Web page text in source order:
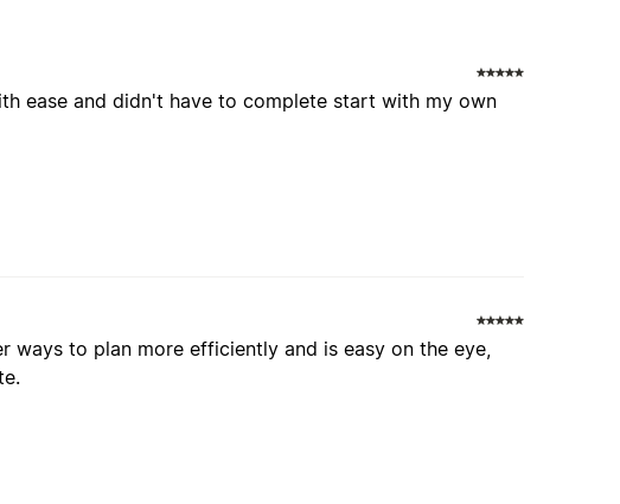
ease and didn't have to complete start with my own
ways to plan more efficiently and is easy on the eye,